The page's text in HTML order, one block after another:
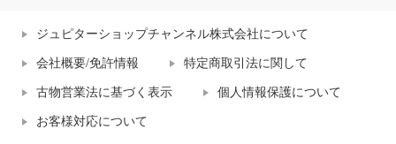
ジュピターショップチャンネル株式会社について
会社概要/免許情報 特定商取引法に関して
古物営業法に基づく表示 個人情報保護について
お客様対応について